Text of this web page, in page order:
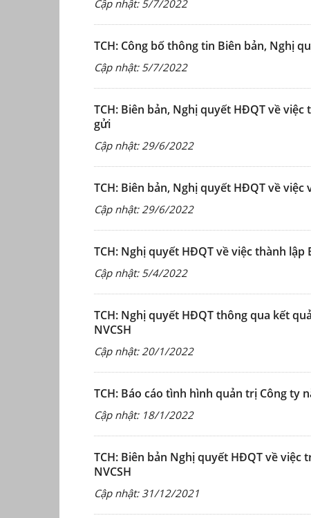
Cập nhật: 5/7/2022
TCH: Công bố thông tin Biên bản, Nghị
Cập nhật: 5/7/2022
TCH: Biên bản, Nghị quyết HĐQT về
gửi
Cập nhật: 29/6/2022
TCH: Biên bản, Nghị quyết HĐQT về
Cập nhật: 29/6/2022
TCH: Nghị quyết HĐQT về việc thành lập
Cập nhật: 5/4/2022
TCH: Nghị quyết HĐQT thông qua kết
NVCSH
Cập nhật: 20/1/2022
TCH: Báo cáo tình hình quản trị Công ty
Cập nhật: 18/1/2022
TCH: Biên bản Nghị quyết HĐQT về
NVCSH
Cập nhật: 31/12/2021